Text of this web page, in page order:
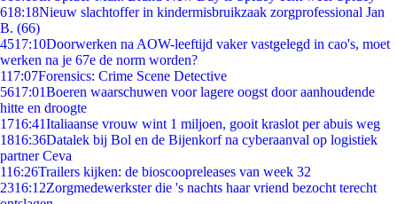
618:18Nieuw slachtoffer in kindermisbruikzaak zorgprofessional Jan
B. (66)
4517:10Doorwerken na AOW-leeftijd vaker vastgelegd in cao's, moet
werken na je 67e de norm worden?
117:07Forensics: Crime Scene Detective
5617:01Boeren waarschuwen voor lagere oogst door aanhoudende
hitte en droogte
1716:41Italiaanse vrouw wint 1 miljoen, gooit kraslot per abuis weg
1816:36Datalek bij Bol en de Bijenkorf na cyberaanval op logistiek
partner Ceva
116:26Trailers kijken: de bioscoopreleases van week 32
2316:12Zorgmedewerkster die 's nachts haar vriend bezocht terecht